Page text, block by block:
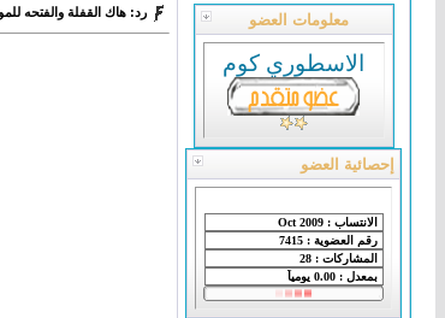
معلومات العضو
الاسطوري كوم
إحصائية العضو
رد: هاك القفلة والفتحه